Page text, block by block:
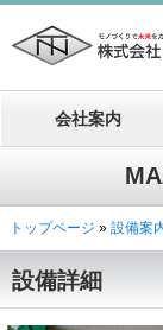
会社案内
トップページ » 設備案
設備詳細